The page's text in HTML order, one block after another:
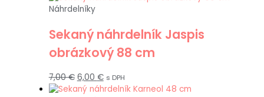
Náhrdelníky
Sekaný náhrdelník Jaspis
obrázkový 88 cm
7,00€ 6,00 € s DPH